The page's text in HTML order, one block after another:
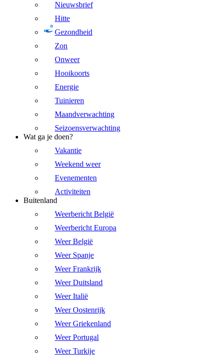
Nieuwsbrief
Hitte
Gezondheid
Zon
Onweer
Hooikoorts
Energie
Tuinieren
Maandverwachting
Seizoensverwachting
Wat ga je doen?
Vakantie
Weekend weer
Evenementen
Activiteiten
Buitenland
Weerbericht België
Weerbericht Europa
Weer België
Weer Spanje
Weer Frankrijk
Weer Duitsland
Weer Italië
Weer Oostenrijk
Weer Griekenland
Weer Portugal
Weer Turkije